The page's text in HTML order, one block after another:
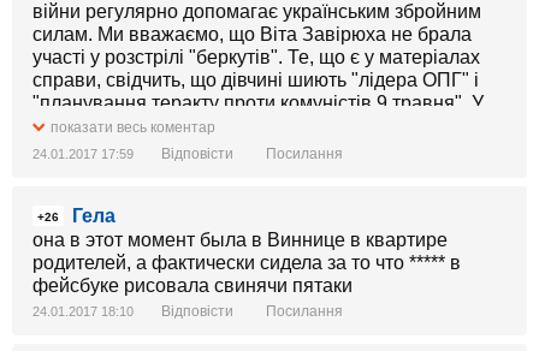
війни регулярно допомагає українським збройним
силам. Ми вважаємо, що Віта Завірюха не брала
участі у розстрілі "беркутів". Те, що є у матеріалах
справи, свідчить, що дівчині шиють "лідера ОПГ" і
"планування теракту проти комуністів 9 травня". У
час, коли половина керівництва МВС досі планує
державну зраду на користь Путіна, аморальним є
опису до відео Національного центру правозахисту.
Молода українка вийшла на волю,
дотримуватиметься всіх законних процедур та на
судах доведе власну невинуватість.
показати весь коментар
24.01.2017 17:59 Відповісти Посилання
+26
Гела
она в этот момент была в Виннице в квартире
родителей, а фактически сидела за то что ***** в
фейсбуке рисовала свинячи пятаки
24.01.2017 18:10 Відповісти Посилання